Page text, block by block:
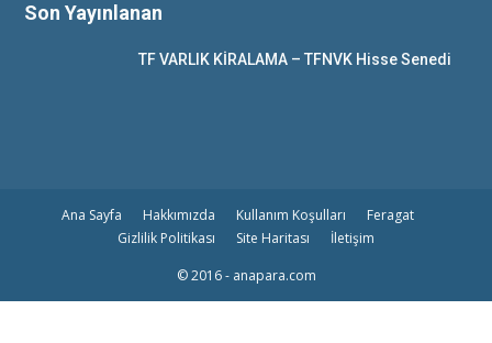
Son Yayınlanan
TF VARLIK KİRALAMA – TFNVK Hisse Senedi
Ana Sayfa Hakkımızda Kullanım Koşulları
Feragat
Gizlilik Politikası
Site Haritası
İletişim
© 2016 - anapara.com